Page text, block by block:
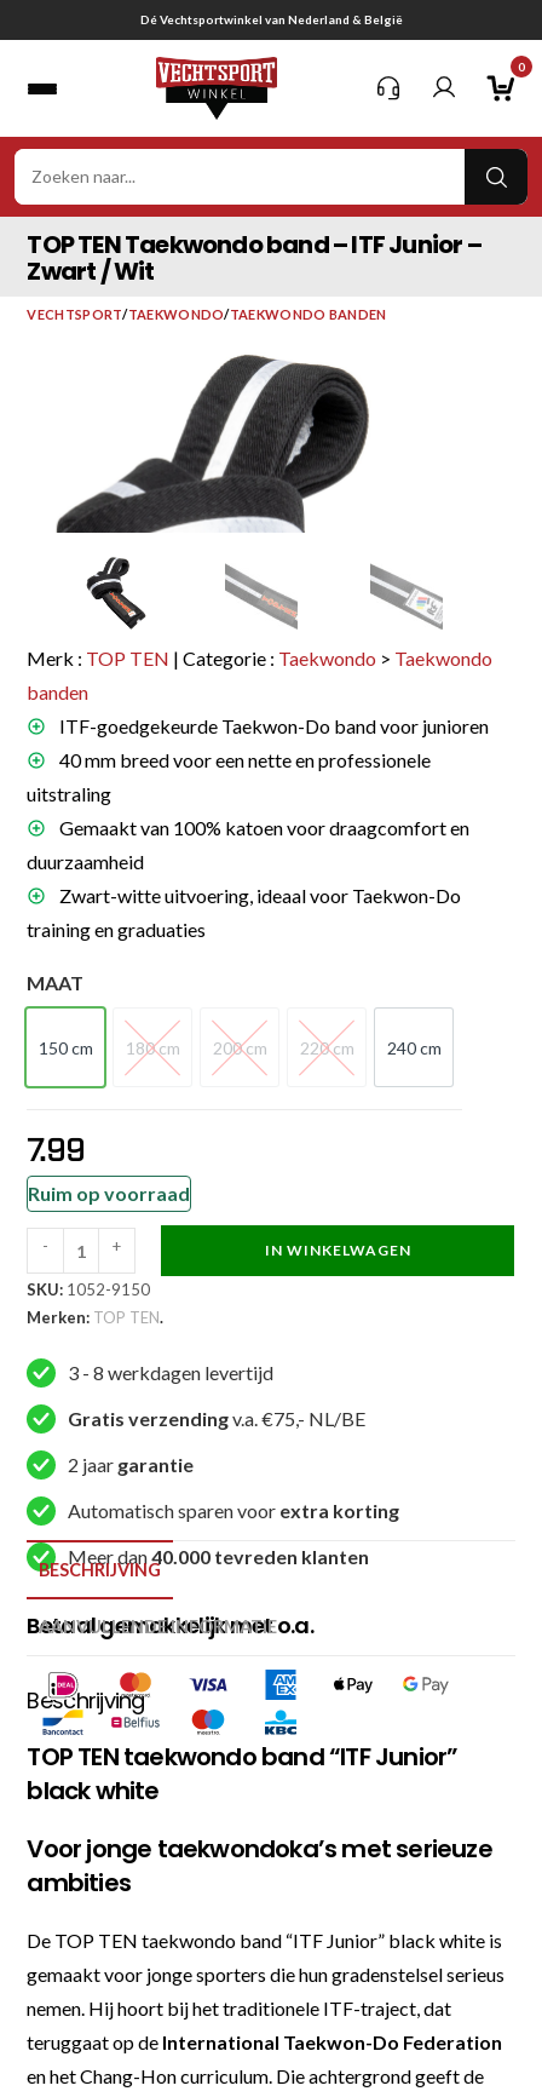
naar
Gratis verzending vanaf € 75,-
0
TOP TEN Taekwondo band – ITF Junior –
Zwart / Wit
VECHTSPORT/TAEKWONDO/TAEKWONDO BANDEN
Merk : TOP TEN | Categorie : Taekwondo > Taekwondo
banden
ITF-goedgekeurde Taekwon-Do band voor junioren
40 mm breed voor een nette en professionele
uitstraling
Gemaakt van 100% katoen voor draagcomfort en
duurzaamheid
Zwart-witte uitvoering, ideaal voor Taekwon-Do
training en graduaties
MAAT
150 cm
150 cm
180 cm
180 cm
200 cm
200 cm
220 cm
220 cm
240 cm
240 cm
7.99
Ruim op voorraad
TEN
Taekwondo
band
-
ITF
Junior
-
Zwart
/
Wit
aantal
- + IN WINKELWAGEN
SKU: 1052-9150
Merken: TOP TEN.
3 - 8 werkdagen levertijd
Gratis verzendingv.a. €75,- NL/BE
2 jaar garantie
Automatisch sparen voor extra korting
Meer dan40.000 tevreden klanten
Betaal gemakkelijk met o.a.
BESCHRIJVING
AANVULLENDE INFORMATIE
Beschrijving
TOP TEN taekwondo band “ITF Junior”
black white
Voor jonge taekwondoka’s met serieuze
ambities
De TOP TEN taekwondo band “ITF Junior” black white is
gemaakt voor jonge sporters die hun gradenstelsel serieus
nemen. Hij hoort bij het traditionele ITF-traject, dat
teruggaat op de International Taekwon-Do Federation
en het Chang-Hon curriculum. Die achtergrond geeft de